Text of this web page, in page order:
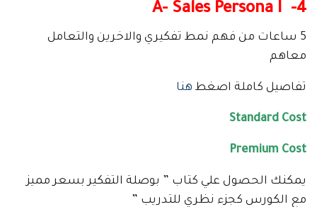
4- A- Sales Persona I
5 ساعات من فهم نمط تفكيري والاخرين والتعامل
معاهم
تفاصيل كاملة اصغط هنا
Standard Cost
Premium Cost
يمكنك الحصول علي كتاب ” بوصلة التفكير بسعر مميز
مع الكورس كجزء نظري للتدريب ”